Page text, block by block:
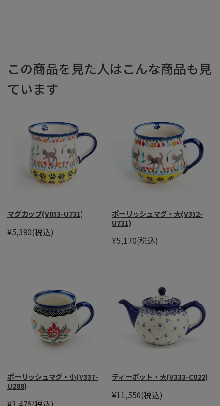
この商品を見た人はこんな商品も見
ています
マグカップ(V053-U731)
¥5,390(税込)
ポーリッシュマグ・大(V352-
U731)
¥5,170(税込)
ポーリッシュマグ・小(V337-
U288)
¥3,476(税込)
ティーポット・大(V333-C022)
¥11,550(税込)